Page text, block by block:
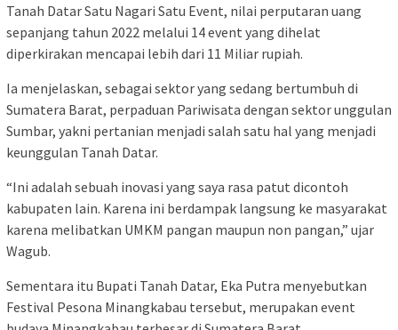
Tanah Datar Satu Nagari Satu Event, nilai perputaran uang
sepanjang tahun 2022 melalui 14 event yang dihelat
diperkirakan mencapai lebih dari 11 Miliar rupiah.
Ia menjelaskan, sebagai sektor yang sedang bertumbuh di
Sumatera Barat, perpaduan Pariwisata dengan sektor unggulan
Sumbar, yakni pertanian menjadi salah satu hal yang menjadi
keunggulan Tanah Datar.
“Ini adalah sebuah inovasi yang saya rasa patut dicontoh
kabupaten lain. Karena ini berdampak langsung ke masyarakat
karena melibatkan UMKM pangan maupun non pangan,” ujar
Wagub.
Sementara itu Bupati Tanah Datar, Eka Putra menyebutkan
Festival Pesona Minangkabau tersebut, merupakan event